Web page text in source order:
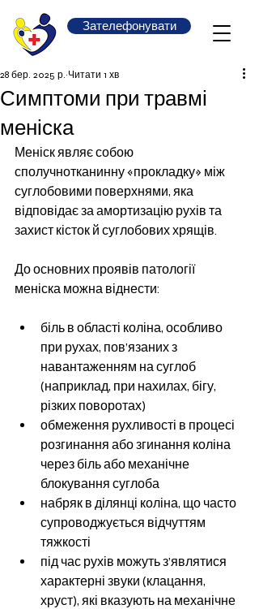
Зателефонувати
Симптоми при травмі
меніска
28 бер. 2025 р. Читати 1 хв
Меніск являє собою
сполучнотканинну «прокладку» між
суглобовими поверхнями, яка
відповідає за амортизацію рухів та
захист кісток й суглобових хрящів.
До основних проявів патології
меніска можна віднести:
біль в області коліна, особливо
при рухах, пов’язаних з
навантаженням на суглоб
(наприклад, при нахилах, бігу,
різких поворотах)
обмеження рухливості в процесі
розгинання або згинання коліна
через біль або механічне
блокування суглоба
набряк в ділянці коліна, що часто
супроводжується відчуттям
тяжкості
під час рухів можуть з’являтися
характерні звуки (клацання,
хруст), які вказують на механічне